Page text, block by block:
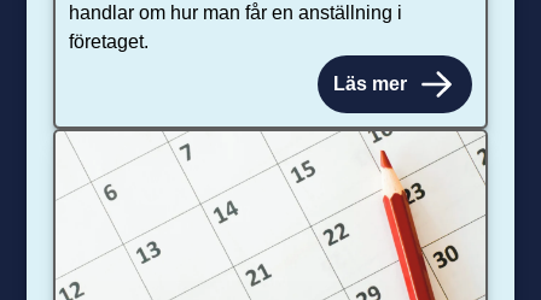
handlar om hur man får en anställning i
företaget.
Läs mer